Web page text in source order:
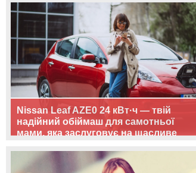
Nissan Leaf AZE0 24 кВт·ч — твій
надійний обіймаш для самотньої
мами, яка заслуговує на щасливе